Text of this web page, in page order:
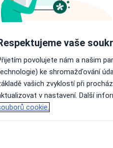
6
vaše
povolujete nám a našim
ke shromažďování
vašich zvyklostí při
v nastavení. Další
cookie.